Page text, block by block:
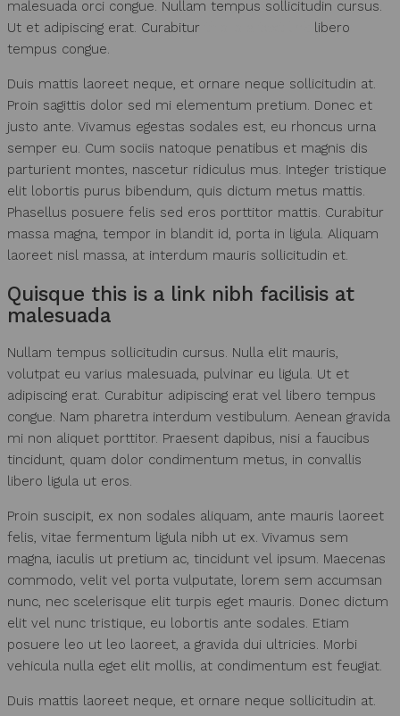
malesuada orci congue. Nullam tempus sollicitudin cursus.
Ut et adipiscing erat. Curabitur
libero
tempus congue.
Duis mattis laoreet neque, et ornare neque sollicitudin at.
Proin sagittis dolor sed mi elementum pretium. Donec et
justo ante. Vivamus egestas sodales est, eu rhoncus urna
semper eu. Cum sociis natoque penatibus et magnis dis
parturient montes, nascetur ridiculus mus. Integer tristique
elit lobortis purus bibendum, quis dictum metus mattis.
Phasellus posuere felis sed eros porttitor mattis. Curabitur
massa magna, tempor in blandit id, porta in ligula. Aliquam
laoreet nisl massa, at interdum mauris sollicitudin et.
Quisque this is a link nibh facilisis at
malesuada
Nullam tempus sollicitudin cursus. Nulla elit mauris,
volutpat eu varius malesuada, pulvinar eu ligula. Ut et
adipiscing erat. Curabitur adipiscing erat vel libero tempus
congue. Nam pharetra interdum vestibulum. Aenean gravida
mi non aliquet porttitor. Praesent dapibus, nisi a faucibus
tincidunt, quam dolor condimentum metus, in convallis
libero ligula ut eros.
Proin suscipit, ex non sodales aliquam, ante mauris laoreet
felis, vitae fermentum ligula nibh ut ex. Vivamus sem
magna, iaculis ut pretium ac, tincidunt vel ipsum. Maecenas
commodo, velit vel porta vulputate, lorem sem accumsan
nunc, nec scelerisque elit turpis eget mauris. Donec dictum
elit vel nunc tristique, eu lobortis ante sodales. Etiam
posuere leo ut leo laoreet, a gravida dui ultricies. Morbi
vehicula nulla eget elit mollis, at condimentum est feugiat.
Duis mattis laoreet neque, et ornare neque sollicitudin at.